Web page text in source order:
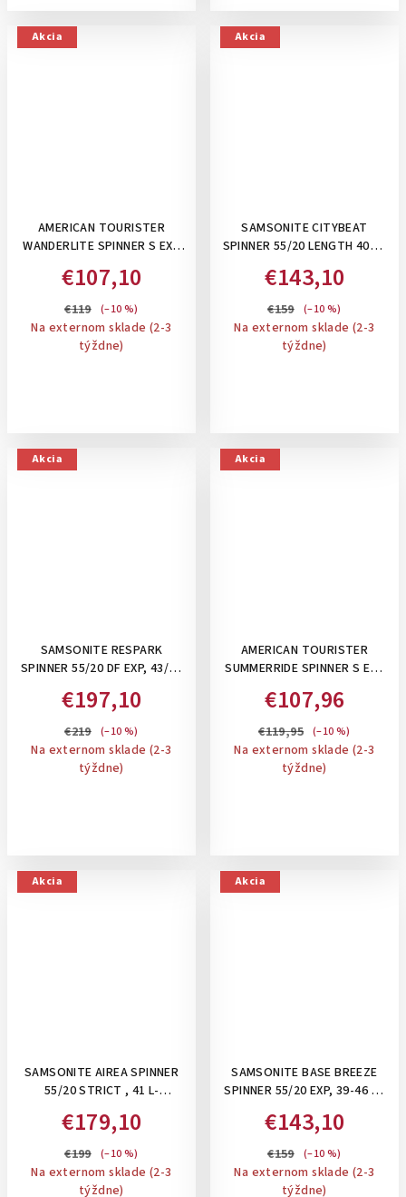
Akcia
AMERICAN TOURISTER
WANDERLITE SPINNER S EXP
PRÍRUČNÝ KUFOR
ROZŠÍRITEĽNÝ
€107,10
€119 (–10 %)
Na externom sklade (2-3
týždne)
Akcia
SAMSONITE CITYBEAT
SPINNER 55/20 LENGTH 40CM
KUFOR NA 4 KOLIESKACH:
BLACK
€143,10
€159 (–10 %)
Na externom sklade (2-3
týždne)
Akcia
SAMSONITE RESPARK
SPINNER 55/20 DF EXP, 43/49
KOLIESKACH, ROZŠÍRITEĽNÝ:
FOREST GREEN
€197,10
€219 (–10 %)
Na externom sklade (2-3
týždne)
Akcia
AMERICAN TOURISTER
SUMMERRIDE SPINNER S EXP
KUFOR, ROZŠÍRITEĽNÝ:
BLACK
€107,96
€119,95 (–10 %)
Na externom sklade (2-3
týždne)
Akcia
SAMSONITE AIREA SPINNER
55/20 STRICT , 41 L-
BLACK
€179,10
€199 (–10 %)
Na externom sklade (2-3
týždne)
Akcia
SAMSONITE BASE BREEZE
SPINNER 55/20 EXP, 39-46 L -
ROZŠÍRITEĽNÝ: PETROL BLUE
€143,10
€159 (–10 %)
Na externom sklade (2-3
týždne)